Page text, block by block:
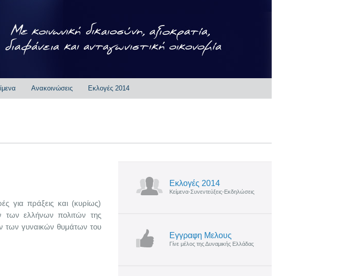
Ανακοινώσεις Εκλογές 2014
για πράξεις και (κυρίως)
των ελλήνων πολιτών της
των γυναικών θυμάτων του
Εκλογές 2014
Κείμενα-Συνεντεύξεις-Εκδηλώσεις
Εγγραφη Μελους
Γίνε μέλος της Δυναμικής Ελλάδας